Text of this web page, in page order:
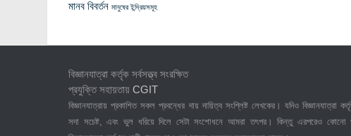
মানব বিবর্তন মানুষের ইন্দ্রিয়সমূহ
বিজ্ঞানযাত্রা কর্তৃক সর্বসত্ত্ব সংরক্ষিত
প্রযুক্তি সহায়তায়CGIT
বিজ্ঞানযাত্রায় প্রকাশিত সকল প্রবন্ধের দায় দায়িত্ব সংশ্লিষ্ট লেখকের। যদিও বিজ্ঞানযাত্রা
সদা সচেষ্ট, এবং ভুল ধরিয়ে দিলে সেটা সংশোধনে আমরা তৎপর। কিন্তু এরপরেও